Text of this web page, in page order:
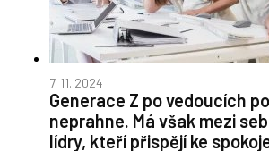
7. 11. 2024
Generace Z po vedoucích
neprahne. Má však mezi
lídry, kteří přispějí ke